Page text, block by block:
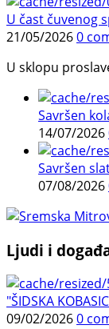
U čast čuvenog
21/05/20260
U sklopu
Savršen
14/07/2026
Savršen
07/08/2026
Ljudi i
"ŠIDSKA
09/02/20260